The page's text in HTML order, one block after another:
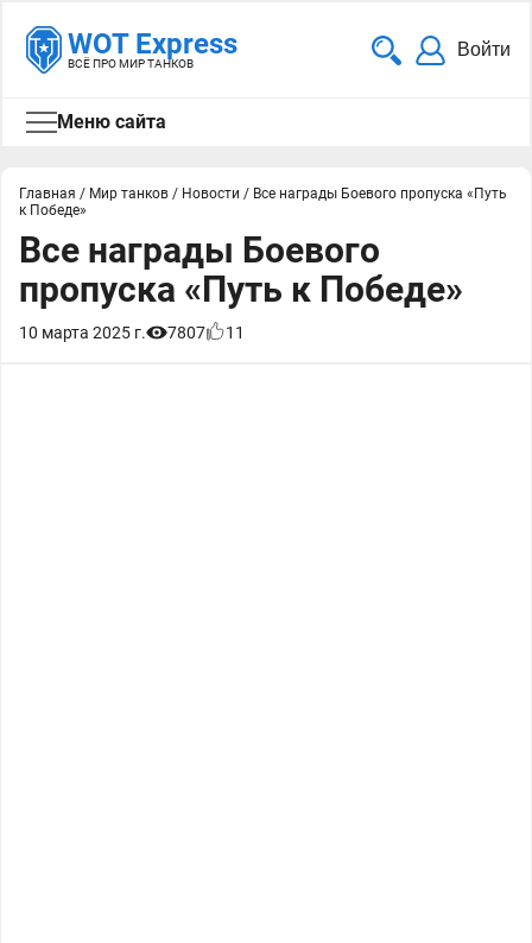
WOT Express
ВСЁ ПРО МИР ТАНКОВ
Войти
Меню сайта
Главная / Мир танков / Новости / Все награды Боевого пропуска «Путь
к Победе»
Все награды Боевого
пропуска «Путь к Победе»
10 марта 2025 г. 7807 11